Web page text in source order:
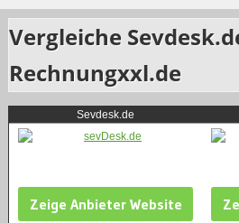
Vergleiche
Rechnungxxl.de
Sevdesk.de
Zeige Anbieter Website